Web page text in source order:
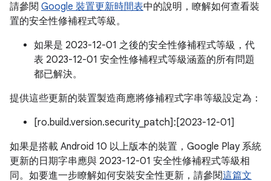
請參閱 Google 裝置更新時間表中的說明，瞭解如何查看裝
置的安全性修補程式等級。
如果是 2023-12-01 之後的安全性修補程式等級，代
表 2023-12-01 安全性修補程式等級涵蓋的所有問題
都已解決。
提供這些更新的裝置製造商應將修補程式字串等級設定為：
[ro.build.version.security_patch]:[2023-12-01]
如果是搭載 Android 10 以上版本的裝置，Google Play 系統
更新的日期字串應與 2023-12-01 安全性修補程式等級相
同。如要進一步瞭解如何安裝安全性更新，請參閱這篇文